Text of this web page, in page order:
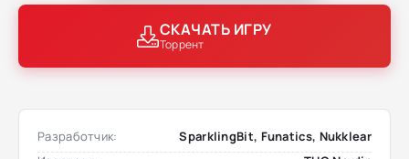
СКАЧАТЬ ИГРУ
Торрент
Разработчик:
SparklingBit, Funatics, Nukklear